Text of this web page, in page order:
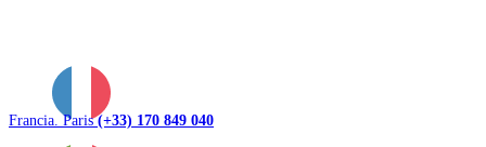
Francia. Paris(+33) 170 849 040